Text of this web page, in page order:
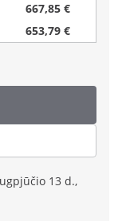
667,85 €
653,79 €
13 d.,